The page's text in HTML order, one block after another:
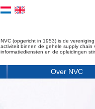
NVC (opgericht in 1953) is de
activiteit binnen de gehele supply chain
informatiediensten en de opleidingen
Over NVC